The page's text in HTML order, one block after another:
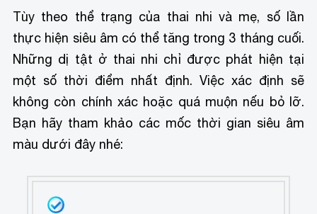
Tùy theo thể trạng của thai nhi và mẹ, số lần
thực hiện siêu âm có thể tăng trong 3 tháng cuối.
Những dị tật ở thai nhi chỉ được phát hiện tại
một số thời điểm nhất định. Việc xác định sẽ
không còn chính xác hoặc quá muộn nếu bỏ lỡ.
Bạn hãy tham khảo các mốc thời gian siêu âm
màu dưới đây nhé: